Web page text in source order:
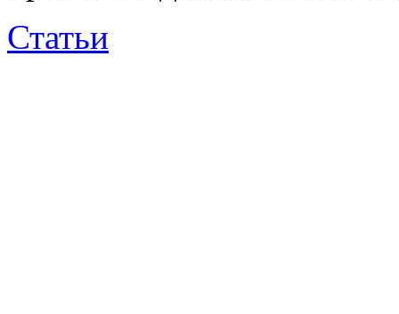
Статьи